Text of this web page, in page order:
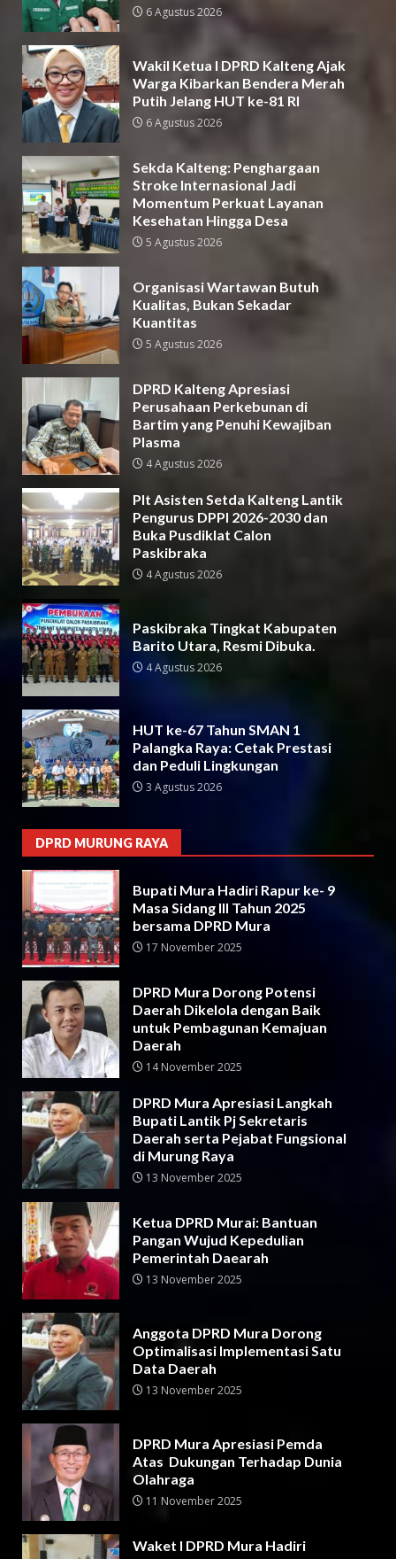
6 Agustus 2026
Wakil Ketua I DPRD Kalteng Ajak
Warga Kibarkan Bendera Merah
Putih Jelang HUT ke-81 RI
6 Agustus 2026
Sekda Kalteng: Penghargaan
Stroke Internasional Jadi
Momentum Perkuat Layanan
Kesehatan Hingga Desa
5 Agustus 2026
Organisasi Wartawan Butuh
Kualitas, Bukan Sekadar
Kuantitas
5 Agustus 2026
DPRD Kalteng Apresiasi
Perusahaan Perkebunan di
Bartim yang Penuhi Kewajiban
Plasma
4 Agustus 2026
Plt Asisten Setda Kalteng Lantik
Pengurus DPPI 2026-2030 dan
Buka Pusdiklat Calon
Paskibraka
4 Agustus 2026
Paskibraka Tingkat Kabupaten
Barito Utara, Resmi Dibuka.
4 Agustus 2026
HUT ke-67 Tahun SMAN 1
Palangka Raya: Cetak Prestasi
dan Peduli Lingkungan
3 Agustus 2026
DPRD MURUNG RAYA
Bupati Mura Hadiri Rapur ke- 9
Masa Sidang III Tahun 2025
bersama DPRD Mura
17 November 2025
DPRD Mura Dorong Potensi
Daerah Dikelola dengan Baik
untuk Pembagunan Kemajuan
Daerah
14 November 2025
DPRD Mura Apresiasi Langkah
Bupati Lantik Pj Sekretaris
Daerah serta Pejabat Fungsional
di Murung Raya
13 November 2025
Ketua DPRD Murai: Bantuan
Pangan Wujud Kepedulian
Pemerintah Daearah
13 November 2025
Anggota DPRD Mura Dorong
Optimalisasi Implementasi Satu
Data Daerah
13 November 2025
DPRD Mura Apresiasi Pemda
Atas Dukungan Terhadap Dunia
Olahraga
11 November 2025
Waket I DPRD Mura Hadiri